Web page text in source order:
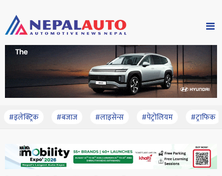
#इलेक्ट्रिक #बजाज #लाइसेन्स #पेट्रोलियम #ट्राफिक